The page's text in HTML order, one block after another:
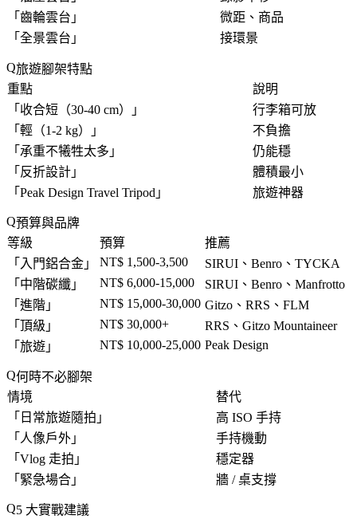
「 齒輪雲台 」
微距、商品
「 全景雲台 」 接環景
旅遊腳架特點
重點
說明
「 收合短（30-40 cm） 」
行李箱可放
「 輕（1-2 kg） 」
不負擔
「 承重不犧牲太多 」
仍能穩
「 反折設計 」
體積最小
「 Peak Design Travel Tripod 」 旅遊神器
預算與品牌
等級
預算
推薦
「 入門鋁合金 」 NT$ 1,500-3,500
SIRUI、Benro、TYCKA
「 中階碳纖 」 NT$ 6,000-15,000
SIRUI、Benro、Manfrotto
「 進階 」 NT$ 15,000-30,000 Gitzo、RRS、FLM
「 頂級 」 NT$ 30,000+
RRS、Gitzo Mountaineer
「 旅遊 」 NT$ 10,000-25,000 Peak Design
何時不必腳架
情境
替代
「 日常旅遊隨拍 」
高 ISO 手持
「 人像戶外 」
手持機動
「 Vlog 走拍 」
穩定器
「 緊急場合 」 牆 / 桌支撐
5 大實戰建議